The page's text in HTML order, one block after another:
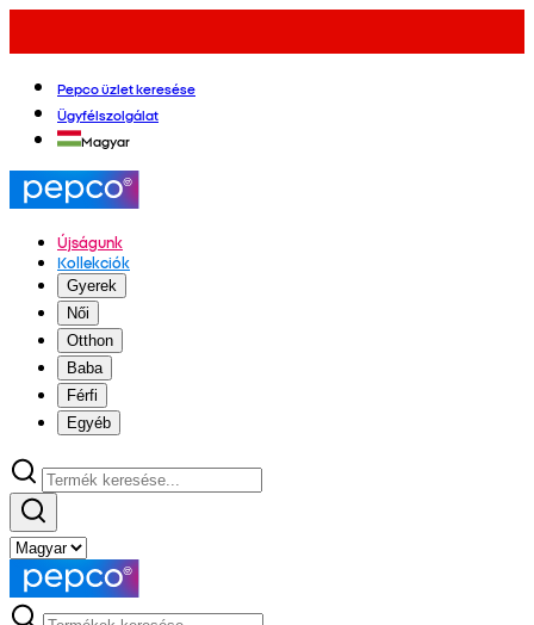
Pepco üzlet keresése
Ügyfélszolgálat
Magyar
Újságunk
Kollekciók
Gyerek
Női
Otthon
Baba
Férfi
Egyéb